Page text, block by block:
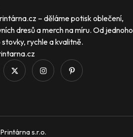
– děláme potisk oblečení,
dresů a merch na míru. Od jednoho
stovky, rychle a kvalitně.
s.r.o.